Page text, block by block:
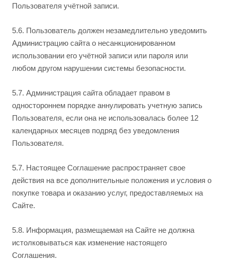
Пользователя учётной записи.
5.6. Пользователь должен незамедлительно уведомить
Администрацию сайта о несанкционированном
использовании его учётной записи или пароля или
любом другом нарушении системы безопасности.
5.7. Администрация сайта обладает правом в
одностороннем порядке аннулировать учетную запись
Пользователя, если она не использовалась более 12
календарных месяцев подряд без уведомления
Пользователя.
5.7. Настоящее Соглашение распространяет свое
действия на все дополнительные положения и условия о
покупке товара и оказанию услуг, предоставляемых на
Сайте.
5.8. Информация, размещаемая на Сайте не должна
истолковываться как изменение настоящего
Соглашения.